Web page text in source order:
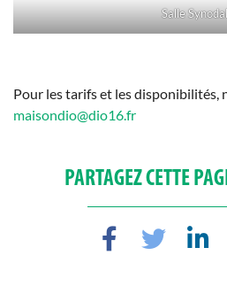
Salle
Pour les tarifs et les disponibilités,
maisondio@dio16.fr
PARTAGEZ CETTE